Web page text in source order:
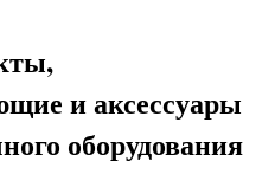
и аксессуары
оборудования